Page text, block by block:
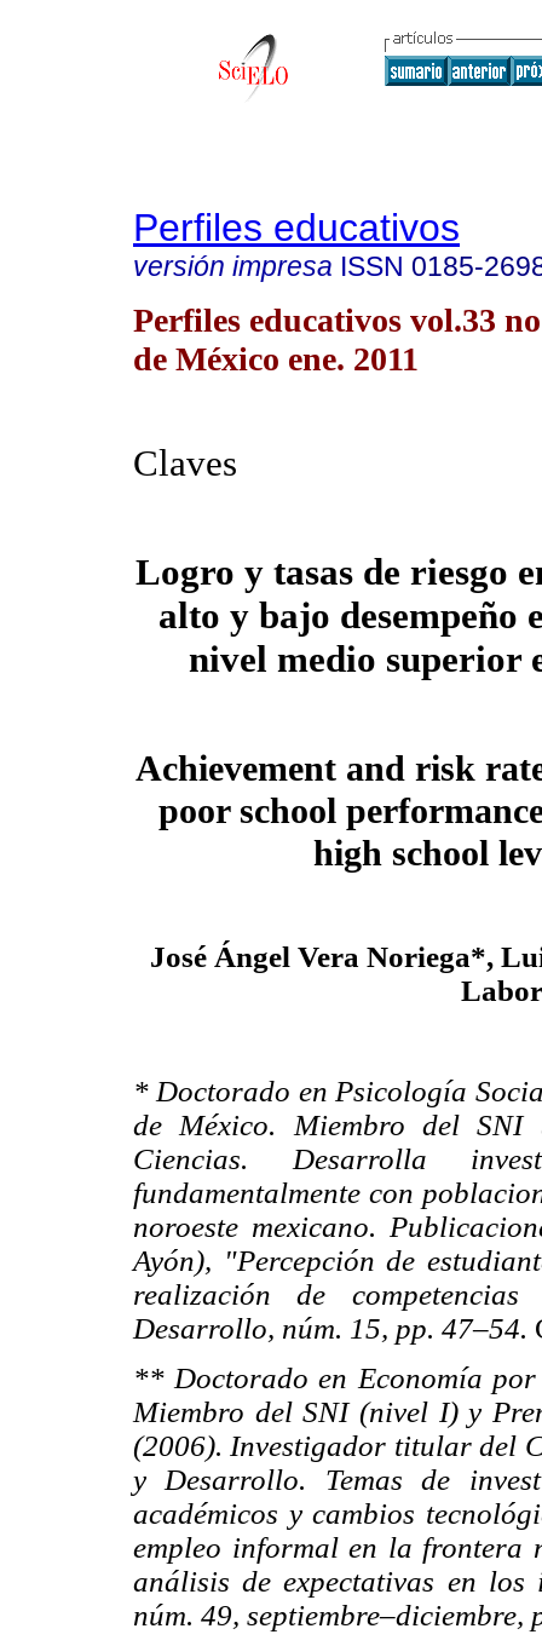
Perfiles educativos
versión impresa ISSN 0185-
Perfiles educativos vol.33
de México ene. 2011
Claves
Logro y tasas de riesgo
alto y bajo desempeño
nivel medio superior
Achievement and risk
poor school
high school
José Ángel Vera Noriega*,
* Doctorado en Psicología
de México. Miembro del
Ciencias. Desarrolla
fundamentalmente con
noroeste mexicano.
Ayón), "Percepción de
realización de
Desarrollo, núm. 15, pp. 47–54.
** Doctorado en Economía
Miembro del SNI (nivel I) y
(2006). Investigador titular del
y Desarrollo. Temas de
académicos y cambios
empleo informal en la frontera
análisis de expectativas en
núm. 49, septiembre–diciembre,